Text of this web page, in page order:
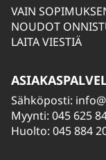
VAIN
NOUDOT
LAITA VIESTIÄ
Sähköposti:
Myynti: 045 625
Huolto: 045 884